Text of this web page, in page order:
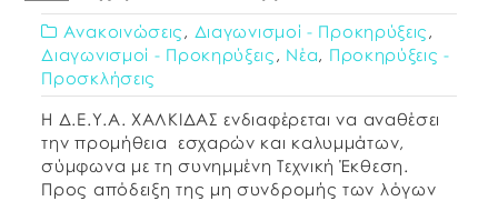
Ανακοινώσεις , Διαγωνισμοί - Προκηρύξεις ,
Διαγωνισμοί - Προκηρύξεις , Νέα, Προκηρύξεις -
Προσκλήσεις
Η Δ.Ε.Υ.Α. ΧΑΛΚΙΔΑΣ ενδιαφέρεται να αναθέσει
την προμήθεια εσχαρών και καλυμμάτων,
σύμφωνα με τη συνημμένη Τεχνική Έκθεση.
Προς απόδειξη της μη συνδρομής των λόγων